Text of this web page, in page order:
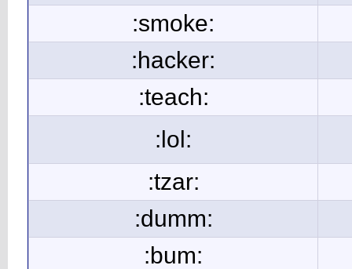
:smoke:
:hacker:
:teach:
:lol:
:tzar:
:dumm:
:bum: